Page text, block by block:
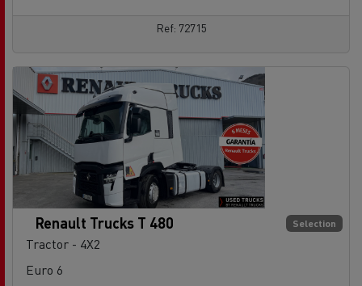
Ref: 72715
Selection
Renault Trucks T 480
Tractor - 4X2
Euro 6